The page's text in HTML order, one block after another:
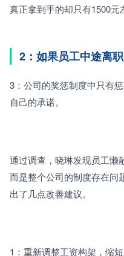
真正拿到手的却只有1500元
2：如果员工中途离
3：公司的奖惩制度中只有
自己的承诺。
通过调查，晓琳发现员工懒
而是整个公司的制度存在问
出了几点改善建议。
1：重新调整工资构架，缩